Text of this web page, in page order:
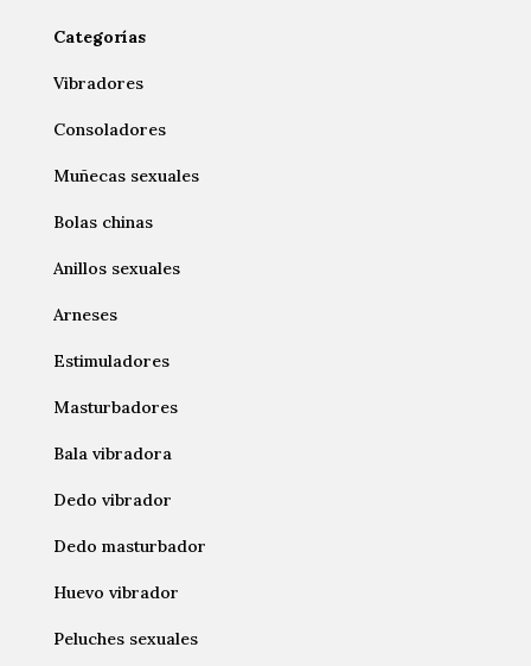
Categorías
Vibradores
Consoladores
Muñecas sexuales
Bolas chinas
Anillos sexuales
Arneses
Estimuladores
Masturbadores
Bala vibradora
Dedo vibrador
Dedo masturbador
Huevo vibrador
Peluches sexuales